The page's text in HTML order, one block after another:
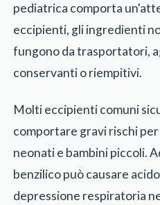
pediatrica comporta
eccipienti, gli ingredienti
fungono da trasportatori,
conservanti o riempitivi.
Molti eccipienti comuni
comportare gravi rischi
neonati e bambini piccoli.
benzilico può causare
depressione respiratoria